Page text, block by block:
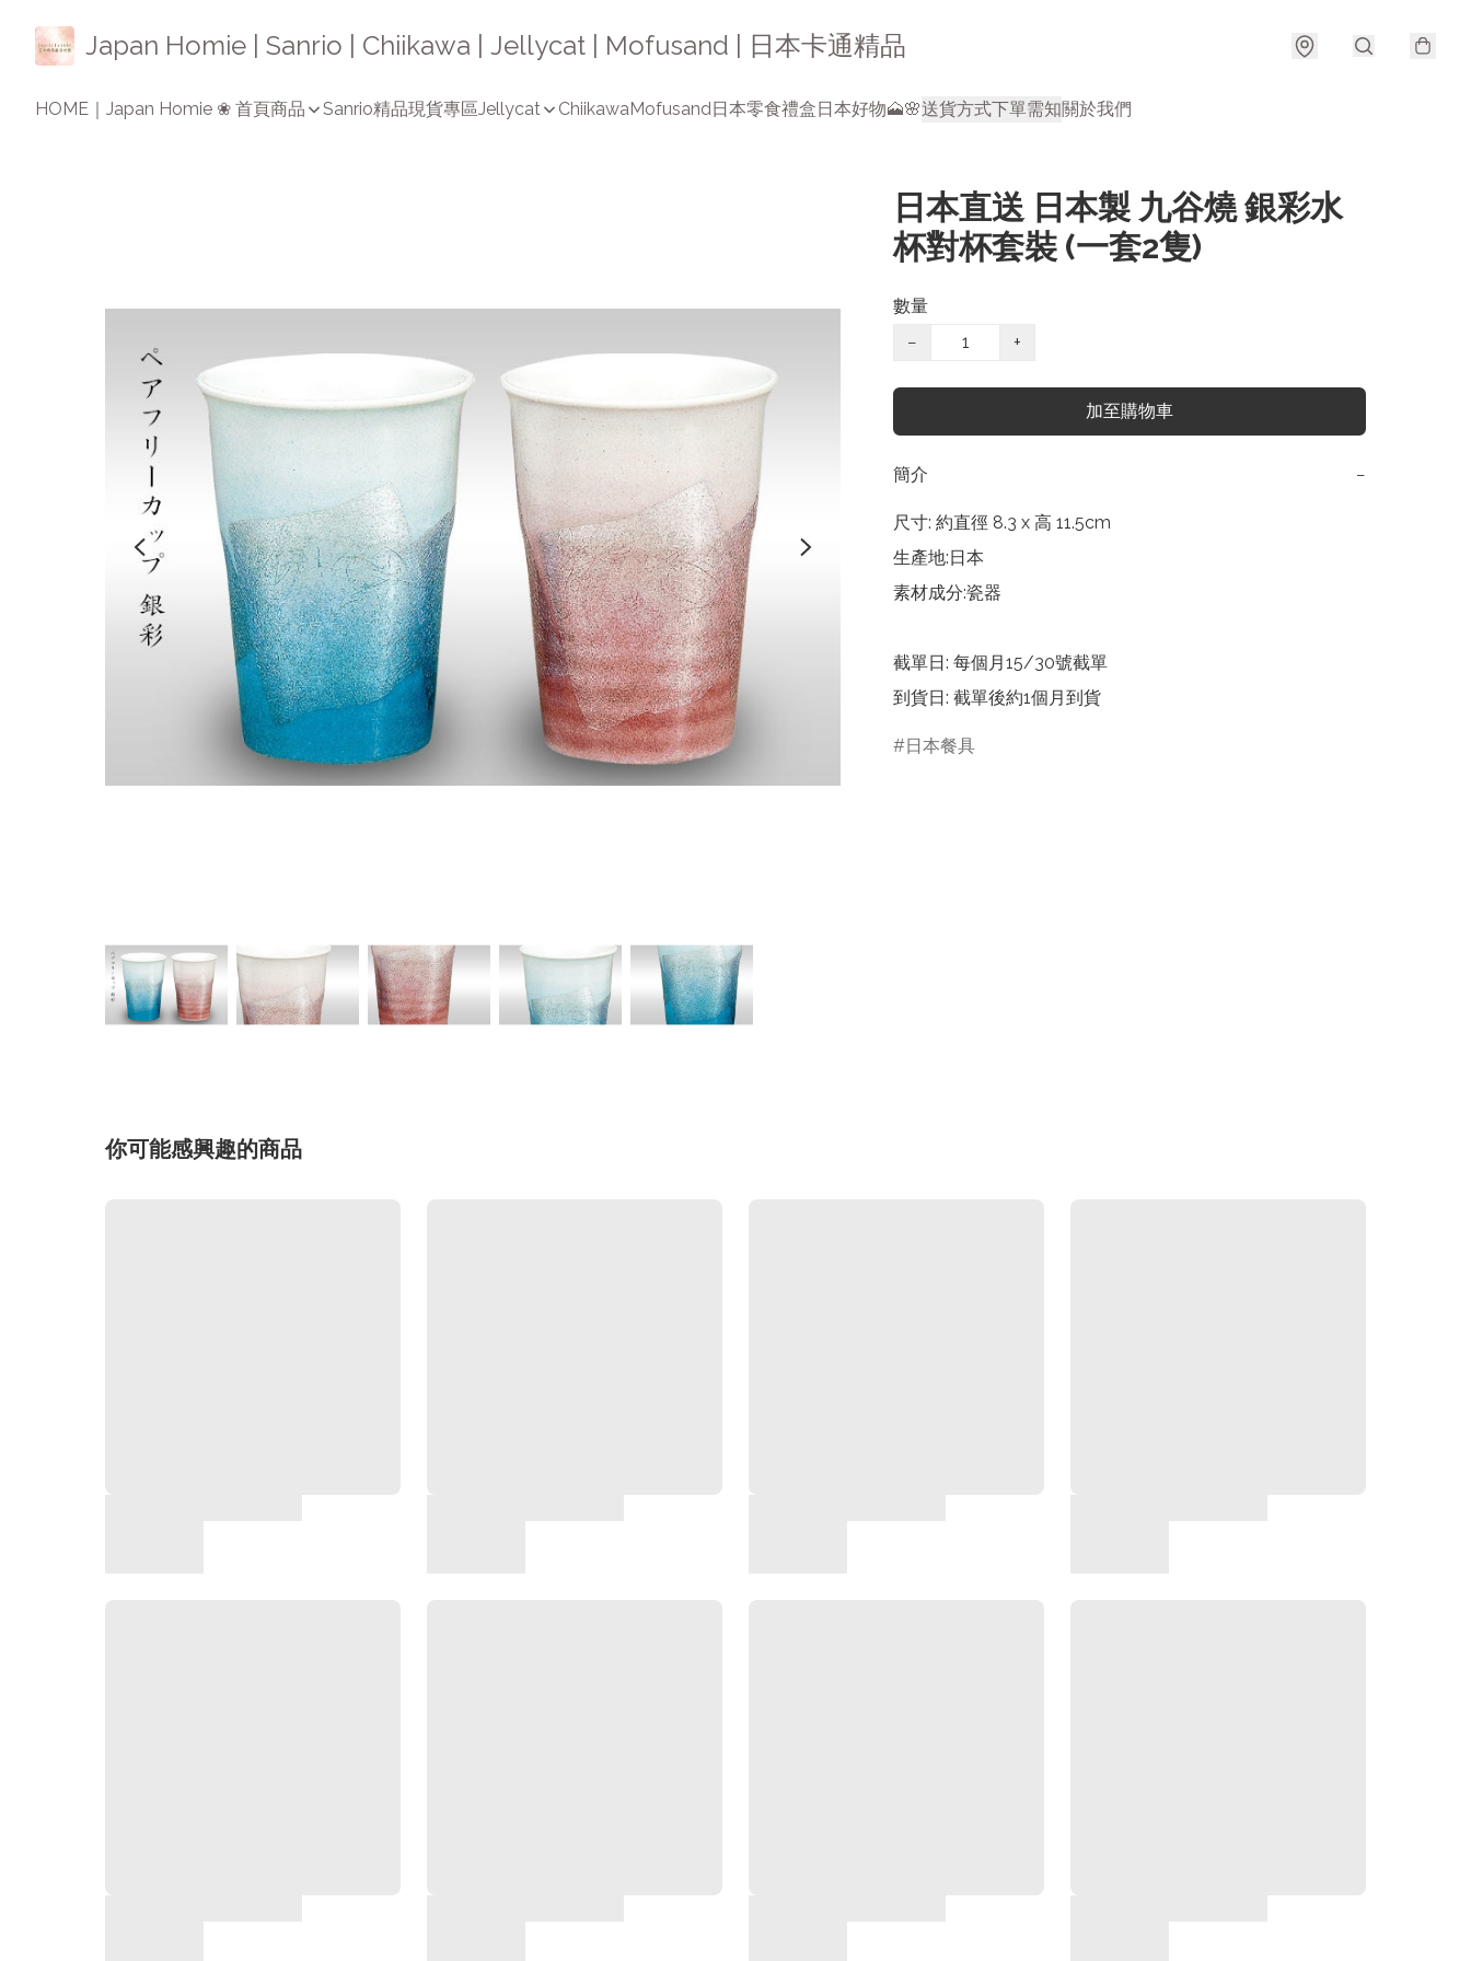
Japan Homie | Sanrio | Chiikawa | Jellycat | Mofusand | 日本卡通精品
HOME｜Japan Homie ❀ 首頁商品 Sanrio精品現貨專區Jellycat ChiikawaMofusand日本零食禮盒日本好物🗻🌸送貨方式下單需知關於我們
日本直送 日本製 九谷燒 銀彩水
杯對杯套裝 (一套2隻)
數量
−
+
加至購物車
簡介 −
尺寸: 約直徑 8.3 x 高 11.5cm
生產地:日本
素材成分:瓷器
截單日: 每個月15/30號截單
到貨日: 截單後約1個月到貨
日本餐具
你可能感興趣的商品